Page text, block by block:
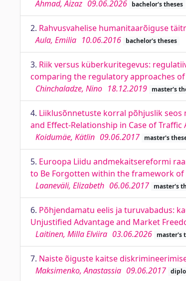
Ahmad, Aizaz 09.06.2026 bachelor's theses
2. Rahvusvahelise humanitaarõiguse
Aula, Emilia 10.06.2016 bachelor's theses
3. Riik versus küberkuritegevus:
comparing the regulatory approaches of
Chinchaladze, Nino 18.12.2019 master's
4. Liiklusõnnetuste korral põhjuslik seos
and Effect-Relationship in Case of
Koidumäe, Kätlin 09.06.2017 master's
5. Euroopa Liidu andmekaitsereformi
to Be Forgotten within the framework
Laaneväli, Elizabeth 06.06.2017 master's
6. Põhjendamatu eelis ja turuvabadus:
Unjustified Advantage and Market
Laitinen, Milla Elviira 03.06.2026 master's
7. Naiste õiguste kaitse
Maksimenko, Anastassia 09.06.2017